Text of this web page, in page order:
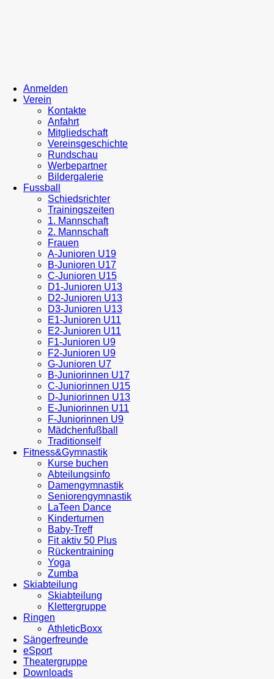
Anmelden
Verein
Kontakte
Anfahrt
Mitgliedschaft
Vereinsgeschichte
Rundschau
Werbepartner
Bildergalerie
Fussball
Schiedsrichter
Trainingszeiten
1. Mannschaft
2. Mannschaft
Frauen
A-Junioren U19
B-Junioren U17
C-Junioren U15
D1-Junioren U13
D2-Junioren U13
D3-Junioren U13
E1-Junioren U11
E2-Junioren U11
F1-Junioren U9
F2-Junioren U9
G-Junioren U7
B-Juniorinnen U17
C-Juniorinnen U15
D-Juniorinnen U13
E-Juniorinnen U11
F-Juniorinnen U9
Mädchenfußball
Traditionself
Fitness&Gymnastik
Kurse buchen
Abteilungsinfo
Damengymnastik
Seniorengymnastik
LaTeen Dance
Kinderturnen
Baby-Treff
Fit aktiv 50 Plus
Rückentraining
Yoga
Zumba
Skiabteilung
Skiabteilung
Klettergruppe
Ringen
AthleticBoxx
Sängerfreunde
eSport
Theatergruppe
Downloads